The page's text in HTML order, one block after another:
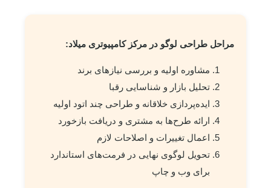
مراحل طراحی لوگو در مرکز کامپیوتری میلاد:
مشاوره اولیه و بررسی نیازهای برند
تحلیل بازار و شناسایی رقبا
ایده‌پردازی خلاقانه و طراحی چند اتود اولیه
ارائه طرح‌ها به مشتری و دریافت بازخورد
اعمال تغییرات و اصلاحات لازم
تحویل لوگوی نهایی در فرمت‌های استاندارد
برای وب و چاپ